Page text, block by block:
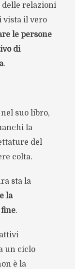
delle relazioni
vista il vero
le persone
di
.
suo libro,
la
del
colta.
sta la
la
.
un ciclo
è la